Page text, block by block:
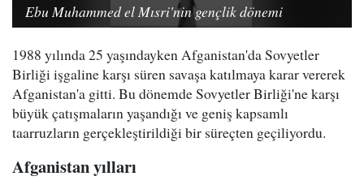
Ebu Muhammed el Mısri'nin gençlik dönemi
1988 yılında 25 yaşındayken Afganistan'da Sovyetler
Birliği işgaline karşı süren savaşa katılmaya karar vererek
Afganistan'a gitti. Bu dönemde Sovyetler Birliği'ne karşı
büyük çatışmaların yaşandığı ve geniş kapsamlı
taarruzların gerçekleştirildiği bir süreçten geçiliyordu.
Afganistan yılları